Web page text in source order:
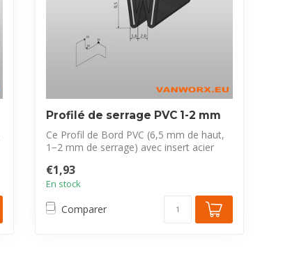
Profilé de serrage PVC 1-2 mm
Ce Profil de Bord PVC (6,5 mm de haut,
1−2 mm de serrage) avec insert acier
€1,93
En stock
Comparer